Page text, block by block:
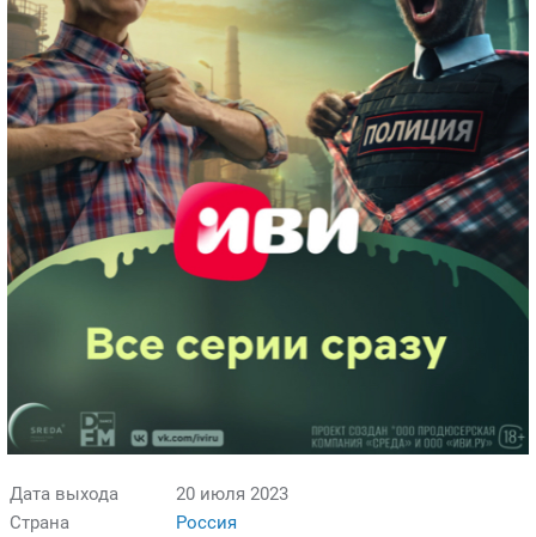
Дата выхода
20 июля 2023
Страна
Россия